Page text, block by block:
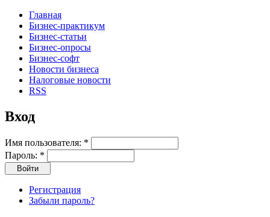
Главная
Бизнес-практикум
Бизнес-статьи
Бизнес-опросы
Бизнес-софт
Новости бизнеса
Налоговые новости
RSS
Вход
Имя пользователя: *
Пароль: *
Регистрация
Забыли пароль?